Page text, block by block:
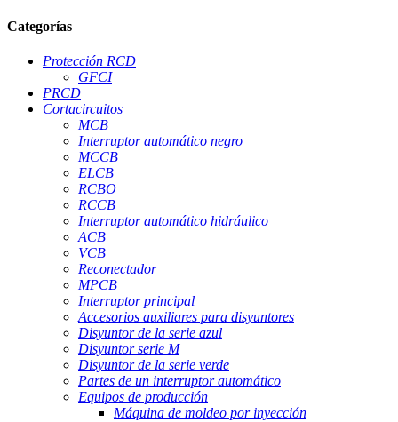
Categorías
Protección RCD
GFCI
PRCD
Cortacircuitos
MCB
Interruptor automático negro
MCCB
ELCB
RCBO
RCCB
Interruptor automático hidráulico
ACB
VCB
Reconectador
MPCB
Interruptor principal
Accesorios auxiliares para disyuntores
Disyuntor de la serie azul
Disyuntor serie M
Disyuntor de la serie verde
Partes de un interruptor automático
Equipos de producción
Máquina de moldeo por inyección